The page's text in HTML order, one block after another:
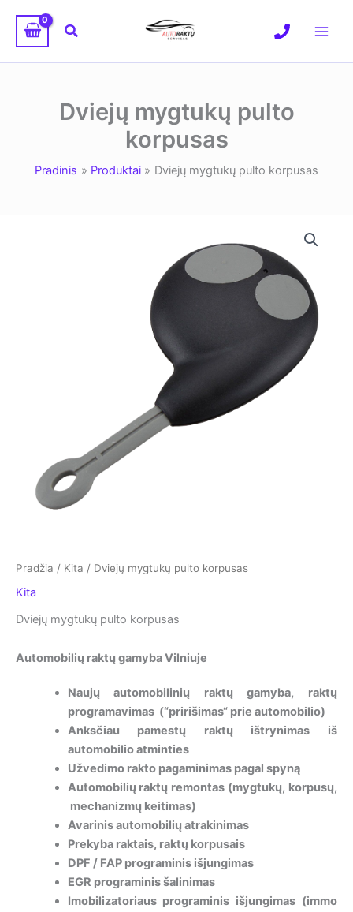
turinio
Paieška
Dviejų mygtukų pulto
korpusas
Pradinis Produktai Dviejų mygtukų pulto korpusas
Pradžia / Kita / Dviejų mygtukų pulto korpusas
Kita
Dviejų mygtukų pulto korpusas
Automobilių raktų gamyba Vilniuje
Naujų automobilinių raktų gamyba, raktų
programavimas (“pririšimas“ prie automobilio)
Anksčiau pamestų raktų ištrynimas iš
automobilio atminties
Užvedimo rakto pagaminimas pagal spyną
Automobilių raktų remontas (mygtukų, korpusų,
mechanizmų keitimas)
Avarinis automobilių atrakinimas
Prekyba raktais, raktų korpusais
DPF / FAP programinis išjungimas
EGR programinis šalinimas
Imobilizatoriaus programinis išjungimas (immo